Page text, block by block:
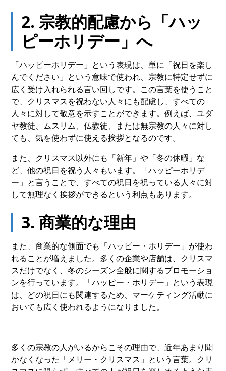
2. 宗教的配慮から「ハッ
ピーホリデー」へ
「ハッピーホリデー」という表現は、単に「祝日を楽し
んでください」という意味で使われ、宗教に特定せずに
広く受け入れられる言い回しです。この言葉を使うこと
で、クリスマスを祝わない人々にも配慮し、すべての
人々に対して敬意を示すことができます。例えば、ユダ
ヤ教徒、ムスリム、仏教徒、または無宗教の人々に対し
ても、気を使わずに使える挨拶となるのです。
また、クリスマス以外にも「新年」や「冬の休暇」な
ど、他の祝日を祝う人々もいます。「ハッピーホリデ
ー」と言うことで、すべての祝日を祝っている人々に対
して無理なく挨拶ができるという利点もあります。
3. 商業的な理由
また、商業的な側面でも「ハッピー・ホリデー」が使わ
れることが増えました。多くの企業や店舗は、クリスマ
スだけでなく、冬のシーズン全般に関するプロモーショ
ンを行っています。「ハッピー・ホリデー」という表現
は、どの祝日にも関連するため、マーケティング活動に
おいても広く使われるようになりました。
多くの宗教の人がいるからこその理由で、近年あまり聞
かなくなった「メリー・クリスマス」という言葉。クリ